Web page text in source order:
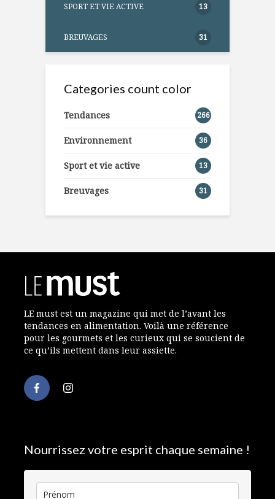
SPORT ET VIE ACTIVE 13
BREUVAGES 31
Categories count color
Tendances 266
Environnement 36
Sport et vie active 13
Breuvages 31
LE must est un magazine qui met de l’avant les
tendances en alimentation. Voilà une référence
pour les gourmets et les curieux qui se soucient de
ce qu’ils mettent dans leur assiette.
Nourrissez votre esprit chaque semaine !